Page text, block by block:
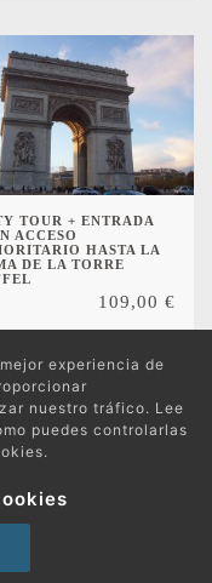
TOUR + ENTRADA
ACCESO
HASTA LA
DE LA TORRE
109,00 €
experiencia de
nuestro tráfico. Lee
puedes controlarlas